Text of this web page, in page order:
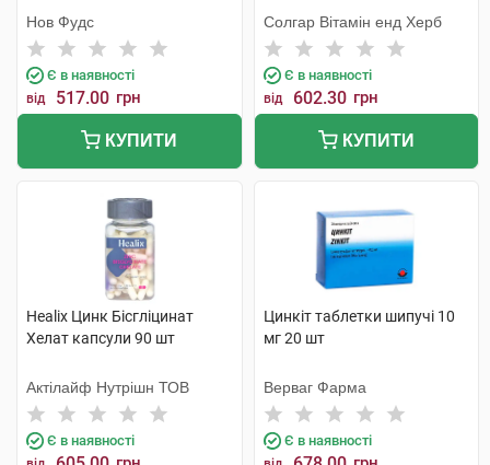
Нов Фудс
Є в наявності
від 517.00 грн
КУПИТИ
Солгар Вітамін енд Херб
Є в наявності
від 602.30 грн
КУПИТИ
Healix Цинк Бісгліцинат
Хелат капсули 90 шт
Актілайф Нутрішн ТОВ
Є в наявності
Цинкіт таблетки шипучі 10
мг 20 шт
Верваг Фарма
Є в наявності